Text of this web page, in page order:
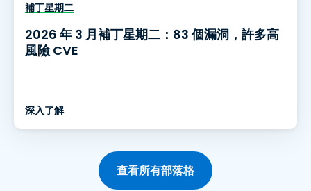
補丁星期二
2026 年 3 月補丁星期二：83 個漏洞，許多高
風險 CVE
深入了解
查看所有部落格